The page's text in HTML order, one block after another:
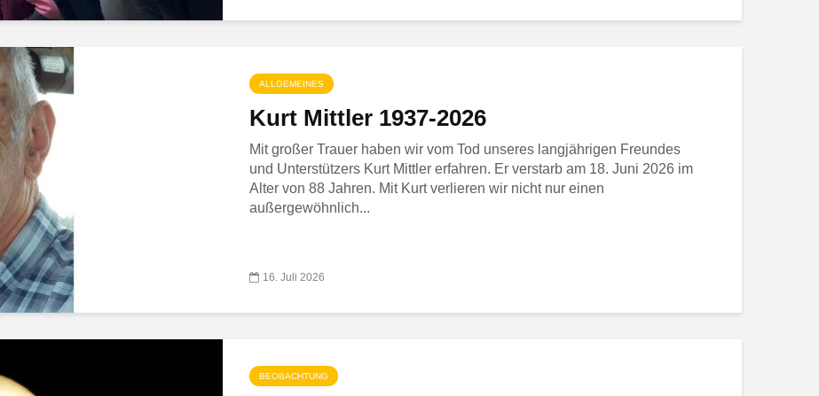
ALLGEMEINES
Kurt Mittler 1937-2026
Mit großer Trauer haben wir vom Tod unseres langjährigen Freundes
und Unterstützers Kurt Mittler erfahren. Er verstarb am 18. Juni 2026 im
Alter von 88 Jahren. Mit Kurt verlieren wir nicht nur einen
außergewöhnlich...
16. Juli 2026
BEOBACHTUNG